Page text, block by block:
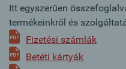
Itt egyszerűen
termékeinkről és
Fizetési számlák
Betéti kártyák